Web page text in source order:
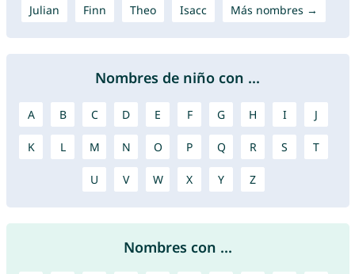
Julian Finn Theo Isacc Más nombres →
Nombres de niño con ...
A B C D E F G H I J
K L M N O P Q R S T
U V W X Y Z
Nombres con ...